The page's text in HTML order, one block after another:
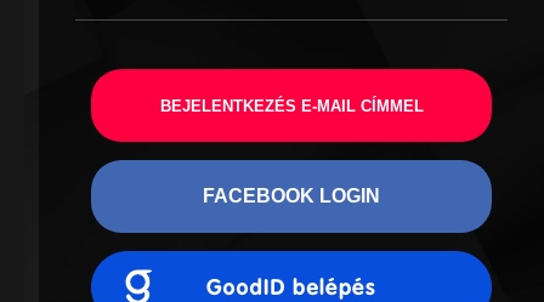
BEJELENTKEZÉS E-MAIL CÍMMEL
FACEBOOK LOGIN